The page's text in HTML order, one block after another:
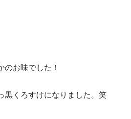
お味でした！
黒くろすけになりました。笑